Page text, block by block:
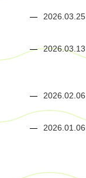
2026.03.25
2026.03.13
2026.02.06
2026.01.06